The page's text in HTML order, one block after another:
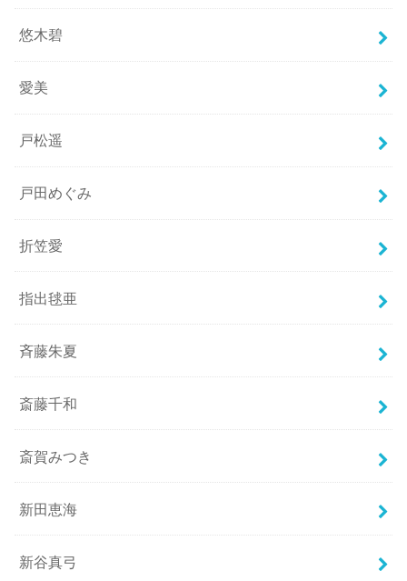
悠木碧
愛美
戸松遥
戸田めぐみ
折笠愛
指出毬亜
斉藤朱夏
斎藤千和
斎賀みつき
新田恵海
新谷真弓